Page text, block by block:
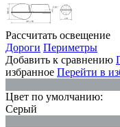
Рассчитать освещение
Дороги Периметры
Добавить к сравнению
избранное Перейти в
Цвет по умолчанию:
Серый